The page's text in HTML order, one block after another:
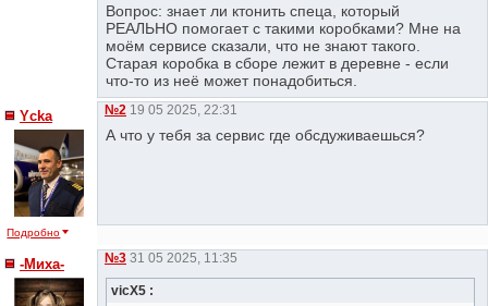
Вопрос: знает ли ктонить спеца, который
РЕАЛЬНО помогает с такими коробками? Мне на
моём сервисе сказали, что не знают такого.
Старая коробка в сборе лежит в деревне - если
что-то из неё может понадобиться.
Ycka
Подробно
№2 19 05 2025, 22:31
А что у тебя за сервис где обсдуживаешься?
-Миха- №3 31 05 2025, 11:35
vicX5 :